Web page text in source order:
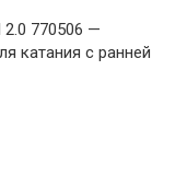
770506 —
катания с ранней